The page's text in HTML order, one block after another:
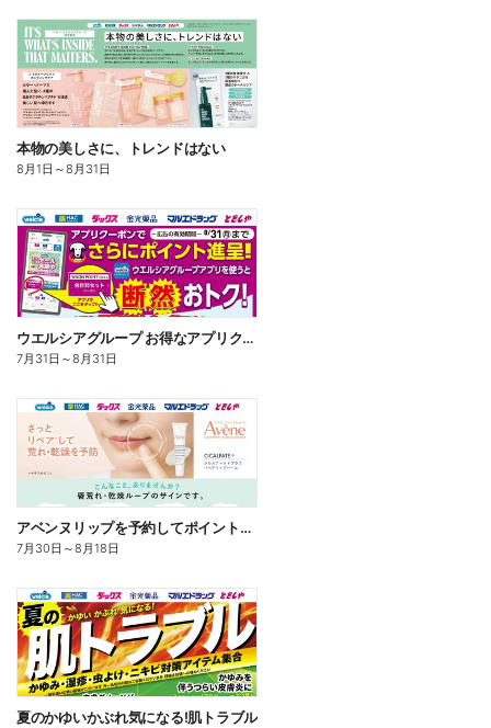
本物の美しさに、トレンドはない
8月1日 ～8月31日
ウエルシアグループ お得なアプリクーポン
7月31日 ～8月31日
アベンヌリップを予約してポイントゲット!
7月30日 ～8月18日
夏のかゆいかぶれ気になる!肌トラブル